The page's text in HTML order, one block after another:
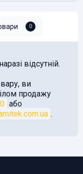
0
відсутній.
ви
продажу
або
.